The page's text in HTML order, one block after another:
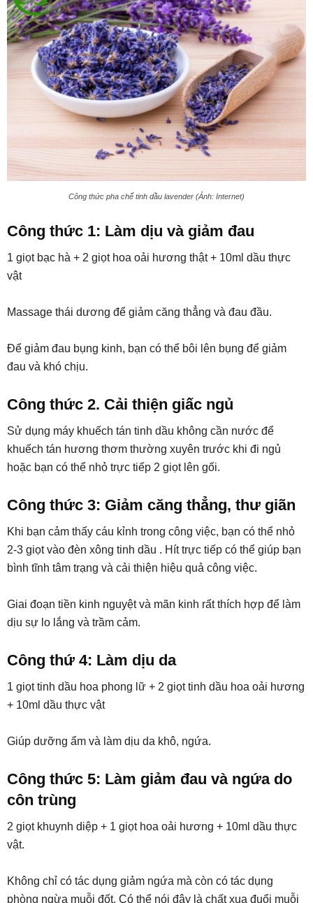
Công thức pha chế tinh dầu lavender (Ảnh: Internet)
Công thức 1: Làm dịu và giảm đau
1 giọt bạc hà + 2 giọt hoa oải hương thật + 10ml dầu thực
vật
Massage thái dương để giảm căng thẳng và đau đầu.
Để giảm đau bụng kinh, bạn có thể bôi lên bụng để giảm
đau và khó chịu.
Công thức 2. Cải thiện giấc ngủ
Sử dụng máy khuếch tán tinh dầu không cần nước để
khuếch tán hương thơm thường xuyên trước khi đi ngủ
hoặc bạn có thể nhỏ trực tiếp 2 giọt lên gối.
Công thức 3: Giảm căng thẳng, thư giãn
Khi bạn cảm thấy cáu kỉnh trong công việc, bạn có thể nhỏ
2-3 giọt vào đèn xông tinh dầu . Hít trực tiếp có thể giúp bạn
bình tĩnh tâm trạng và cải thiện hiệu quả công việc.
Giai đoạn tiền kinh nguyệt và mãn kinh rất thích hợp để làm
dịu sự lo lắng và trầm cảm.
Công thứ 4: Làm dịu da
1 giọt tinh dầu hoa phong lữ + 2 giọt tinh dầu hoa oải hương
+ 10ml dầu thực vật
Giúp dưỡng ẩm và làm dịu da khô, ngứa.
Công thức 5: Làm giảm đau và ngứa do
côn trùng
2 giọt khuynh diệp + 1 giọt hoa oải hương + 10ml dầu thực
vật.
Không chỉ có tác dụng giảm ngứa mà còn có tác dụng
phòng ngừa muỗi đốt. Có thể nói đây là chất xua đuổi muỗi